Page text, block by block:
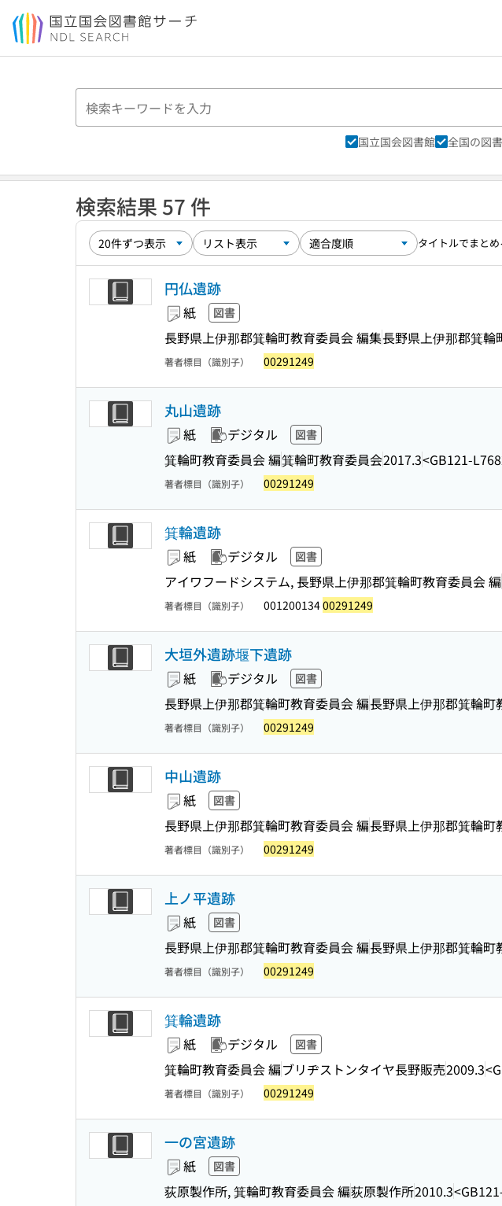
本文へ移動
国立国会図書館 全国の図
検索結果 57 件
タイトルでまとめ
円仏遺跡
紙 図書
長野県上伊那郡箕輪町教育委員会 編集長野県上伊那郡箕輪
著者標目（識別子） 00291249
丸山遺跡
紙 デジタル 図書
箕輪町教育委員会 編箕輪町教育委員会2017.3<GB121-
著者標目（識別子） 00291249
箕輪遺跡
紙 デジタル 図書
アイワフードシステム, 長野県上伊那郡箕輪町教育委員会 編
著者標目（識別子） 00120013400291249
大垣外遺跡堰下遺跡
紙 デジタル 図書
長野県上伊那郡箕輪町教育委員会 編長野県上伊那郡箕輪町
著者標目（識別子） 00291249
中山遺跡
紙 図書
長野県上伊那郡箕輪町教育委員会 編長野県上伊那郡箕輪町
著者標目（識別子） 00291249
上ノ平遺跡
紙 図書
長野県上伊那郡箕輪町教育委員会 編長野県上伊那郡箕輪町
著者標目（識別子） 00291249
箕輪遺跡
紙 デジタル 図書
箕輪町教育委員会 編ブリヂストンタイヤ長野販売2009.3
著者標目（識別子） 00291249
一の宮遺跡
紙 図書
荻原製作所, 箕輪町教育委員会 編荻原製作所2010.3